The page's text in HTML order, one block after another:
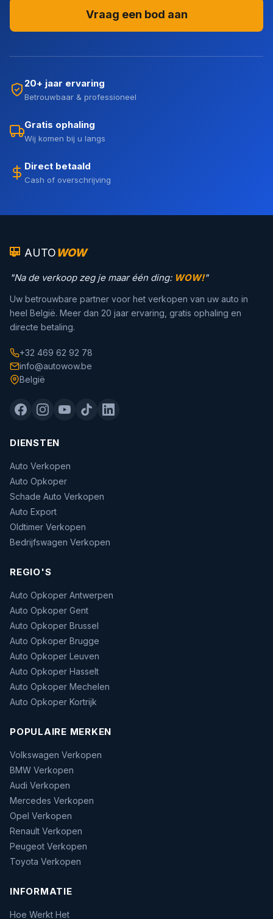
Vraag een bod aan
20+ jaar ervaring
Betrouwbaar & professioneel
Gratis ophaling
Wij komen bij u langs
Direct betaald
Cash of overschrijving
AUTOWOW
"Na de verkoop zeg je maar één ding: WOW!"
Uw betrouwbare partner voor het verkopen van uw auto in
heel België. Meer dan 20 jaar ervaring, gratis ophaling en
directe betaling.
+32 469 62 92 78
info@autowow.be
België
DIENSTEN
Auto Verkopen
Auto Opkoper
Schade Auto Verkopen
Auto Export
Oldtimer Verkopen
Bedrijfswagen Verkopen
REGIO'S
Auto Opkoper Antwerpen
Auto Opkoper Gent
Auto Opkoper Brussel
Auto Opkoper Brugge
Auto Opkoper Leuven
Auto Opkoper Hasselt
Auto Opkoper Mechelen
Auto Opkoper Kortrijk
POPULAIRE MERKEN
Volkswagen Verkopen
BMW Verkopen
Audi Verkopen
Mercedes Verkopen
Opel Verkopen
Renault Verkopen
Peugeot Verkopen
Toyota Verkopen
INFORMATIE
Hoe Werkt Het